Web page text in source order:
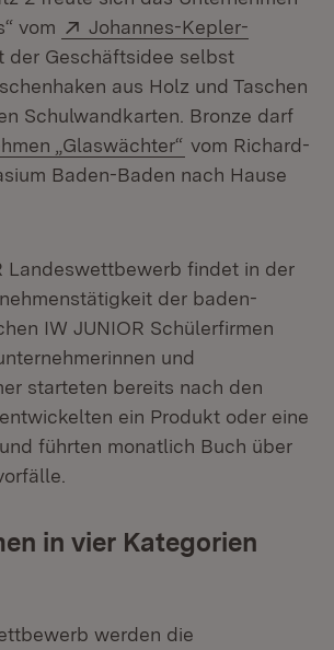
vom
Extern:
Johannes-Kepler-
in neuem Fenster)
der Geschäftsidee selbst
aus Holz und Taschen
Schulwandkarten. Bronze darf
„Glaswächter“ (Öffnet in
vom Richard-
Baden-Baden nach Hause
Landeswettbewerb findet in der
der baden-
IW JUNIOR Schülerfirmen
und
starteten bereits nach den
ein Produkt oder eine
führten monatlich Buch über
in vier Kategorien
werden die